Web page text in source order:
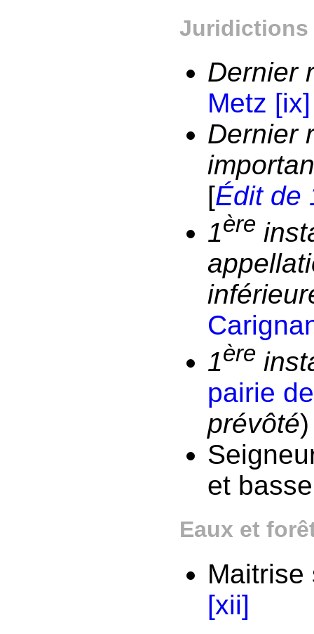
Juridictions
Dernier
Metz [ix]
Dernier
[Édit de
1ère
1ère
pairie
prévôté
et
Eaux et
Maitrise
[xii]